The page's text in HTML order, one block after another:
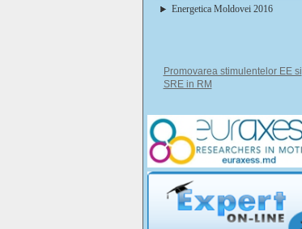
Energetica Moldovei 2016
Promovarea stimulentelor EE si
SRE in RM